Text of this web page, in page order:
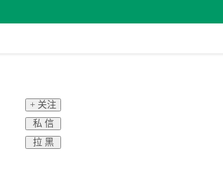
+ 关注
私 信
拉 黑